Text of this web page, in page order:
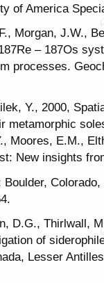
of America
Morgan, J.W.,
– 187Os
processes.
Y., 2000,
metamorphic
Moores, E.M.,
New insights
D.G., Thirlwall,
of
Lesser